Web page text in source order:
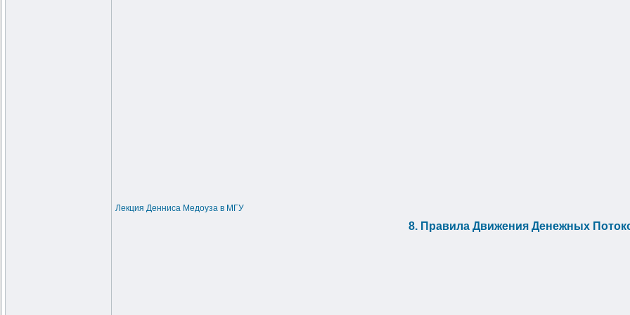
Лекция Денниса Медоуза в МГУ
8. Правила Движения Денежных